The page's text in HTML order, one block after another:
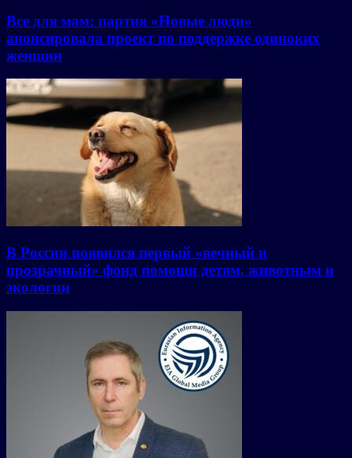
Все для мам: партия «Новые люди»
анонсировала проект по поддержке одиноких
женщин
В России появился первый «вечный и
прозрачный» фонд помощи детям, животным и
экологии